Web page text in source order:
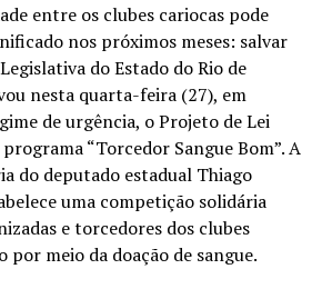
entre os clubes cariocas pode
nos próximos meses: salvar
do Estado do Rio de
nesta quarta-feira (27), em
de urgência, o Projeto de Lei
“Torcedor Sangue Bom”. A
do deputado estadual Thiago
uma competição solidária
e torcedores dos clubes
por meio da doação de sangue.